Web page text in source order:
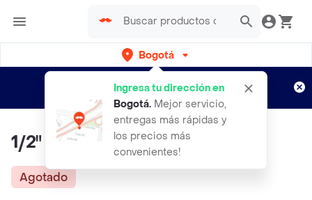
Bogotá
Ingresa tu dirección en
Bogotá. Mejor servicio,
entregas más rápidas y
los precios más
convenientes!
envíos gratis por semanas
Aplican TyC
1/2" Semicodo 45° Cpvc
Agotado